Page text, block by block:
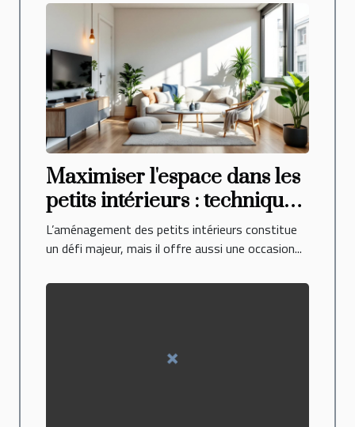
Maximiser l'espace dans les
petits intérieurs : techniques
et styles
L’aménagement des petits intérieurs constitue
un défi majeur, mais il offre aussi une occasion...